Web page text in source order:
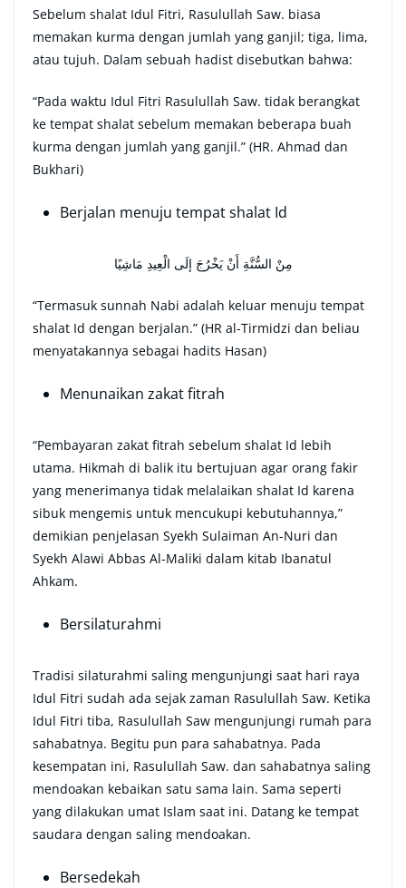
Sebelum shalat Idul Fitri, Rasulullah Saw. biasa
memakan kurma dengan jumlah yang ganjil; tiga, lima,
atau tujuh. Dalam sebuah hadist disebutkan bahwa:
“Pada waktu Idul Fitri Rasulullah Saw. tidak berangkat
ke tempat shalat sebelum memakan beberapa buah
kurma dengan jumlah yang ganjil.” (HR. Ahmad dan
Bukhari)
Berjalan menuju tempat shalat Id
مِنْ السُّنَّةِ أَنْ يَخْرُجَ إلَى الْعِيدِ مَاشِيًا
“Termasuk sunnah Nabi adalah keluar menuju tempat
shalat Id dengan berjalan.” (HR al-Tirmidzi dan beliau
menyatakannya sebagai hadits Hasan)
Menunaikan zakat fitrah
“Pembayaran zakat fitrah sebelum shalat Id lebih
utama. Hikmah di balik itu bertujuan agar orang fakir
yang menerimanya tidak melalaikan shalat Id karena
sibuk mengemis untuk mencukupi kebutuhannya,”
demikian penjelasan Syekh Sulaiman An-Nuri dan
Syekh Alawi Abbas Al-Maliki dalam kitab Ibanatul
Ahkam.
Bersilaturahmi
Tradisi silaturahmi saling mengunjungi saat hari raya
Idul Fitri sudah ada sejak zaman Rasulullah Saw. Ketika
Idul Fitri tiba, Rasulullah Saw mengunjungi rumah para
sahabatnya. Begitu pun para sahabatnya. Pada
kesempatan ini, Rasulullah Saw. dan sahabatnya saling
mendoakan kebaikan satu sama lain. Sama seperti
yang dilakukan umat Islam saat ini. Datang ke tempat
saudara dengan saling mendoakan.
Bersedekah